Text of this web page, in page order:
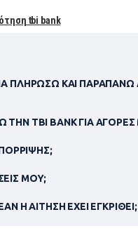
tbi bank
ΠΛΗΡΏΣΩ ΚΑΙ ΠΑΡΑΠΆΝΩ
TBI BANK ΓΙΑ
ΜΟΥ;
Η ΑΊΤΗΣΗ ΈΧΕΙ ΕΓΚΡΙΘΕΊ;